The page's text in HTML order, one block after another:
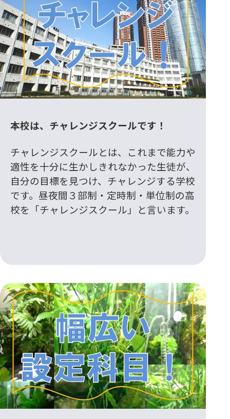
本校は、チャレンジスクールです！
チャレンジスクールとは、これまで能力や
適性を十分に生かしきれなかった生徒が、
自分の目標を見つけ、チャレンジする学校
です。昼夜間３部制・定時制・単位制の高
校を「チャレンジスクール」と言います。